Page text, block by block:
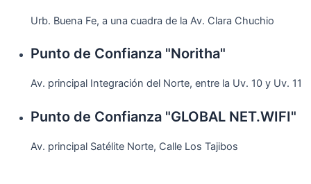
Urb. Buena Fe, a una cuadra de la Av. Clara Chuchio
Punto de Confianza "Noritha"
Av. principal Integración del Norte, entre la Uv. 10 y Uv. 11
Punto de Confianza "GLOBAL NET.WIFI"
Av. principal Satélite Norte, Calle Los Tajibos